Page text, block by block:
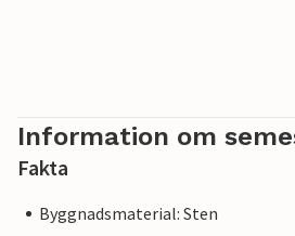
Information om
Fakta
Byggnadsmaterial: Sten